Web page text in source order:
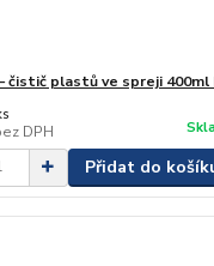
čistič plastů ve spreji 400ml
DPH
Přidat do